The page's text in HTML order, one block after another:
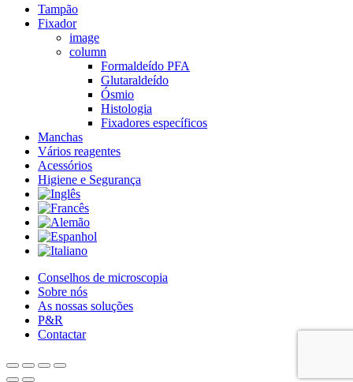
Close
Menu
Tampão
Fixador
image
column
Formaldeído PFA
Glutaraldeído
Ósmio
Histologia
Fixadores específicos
Manchas
Vários reagentes
Acessórios
Higiene e Segurança
Conselhos de microscopia
Sobre nós
As nossas soluções
P&R
Contactar